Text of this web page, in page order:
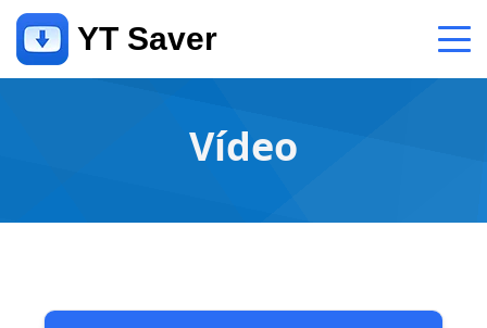
YT Saver
Pre-sales inquiry, online service, etc
Vídeo